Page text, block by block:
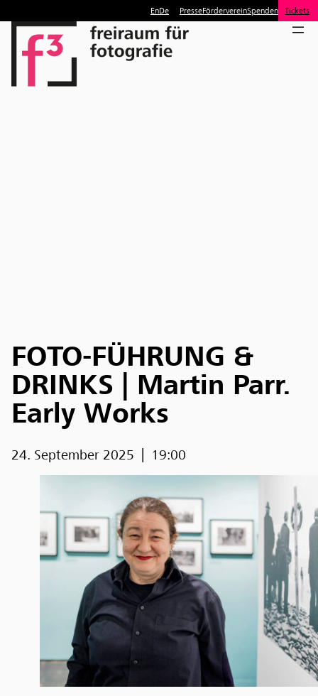
EnDe PresseFördervereinSpenden Tickets
FOTO-FÜHRUNG &
DRINKS | Martin Parr.
Early Works
24. September 2025 19:00